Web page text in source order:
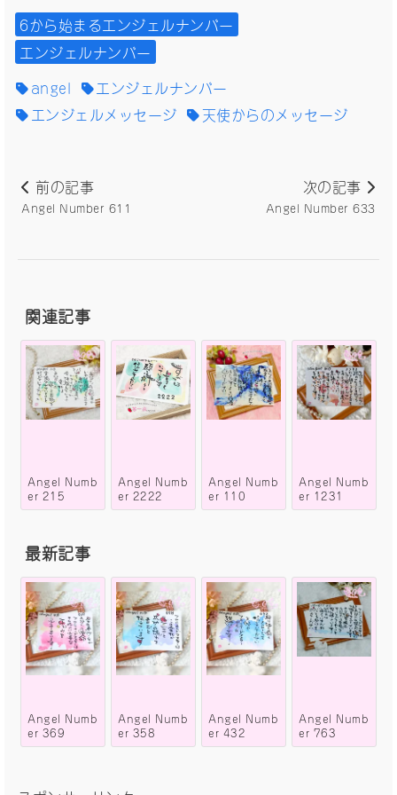
6から始まるエンジェルナンバー
エンジェルナンバー
angel
エンジェルナンバー
エンジェルメッセージ
天使からのメッセージ
前の記事
Angel Number 611
次の記事
Angel Number 633
関連記事
Angel Numb
er 215
Angel Numb
er 2222
Angel Numb
er 110
Angel Numb
er 1231
最新記事
Angel Numb
er 369
Angel Numb
er 358
Angel Numb
er 432
Angel Numb
er 763